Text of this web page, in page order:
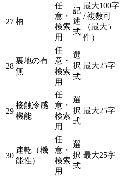
27 柄
任
意・
検索
用
記
述
式
最大100字
/ 複数可
（最大5
件）
28
裏地の有
無
任
意・
検索
用
選
択
式
最大25字
29
接触冷感
機能
任
意・
検索
用
選
択
式
最大25字
30
速乾（機
能性）
任
意・
検索
用
選
択
式
最大25字